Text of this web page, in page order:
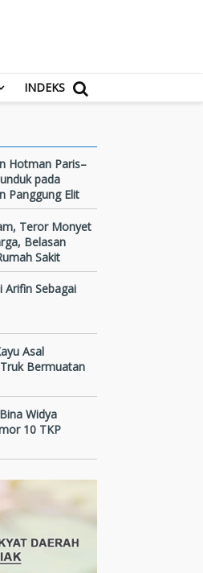
INDEKS
Hotman Paris–
pada
Panggung Elit
Teror Monyet
Belasan
Sakit
Arifin Sebagai
Asal
Bermuatan
Widya
10 TKP